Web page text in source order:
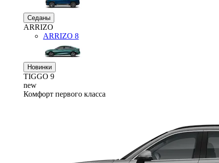
Седаны
ARRIZO
ARRIZO 8
Новинки
TIGGO 9
new
Комфорт первого класса